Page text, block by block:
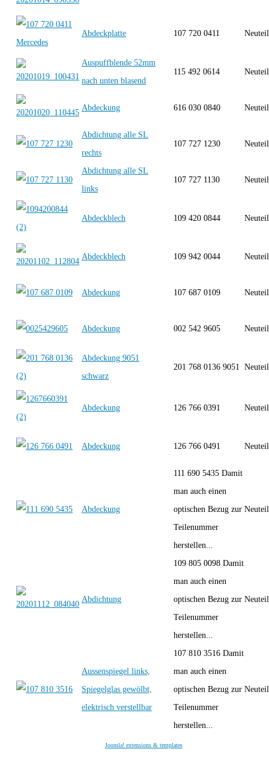
Abdeckplatte 107 720 0411
Auspuffblende 52mm
nach unten blasend
115 492 0614
Abdeckung 616 030 0840
Abdichtung alle SL
rechts
107 727 1230
Abdichtung alle SL
links
107 727 1130
Abdeckblech 109 420 0844
Abdeckblech 109 942 0044
Abdeckung 107 687 0109
Abdeckung 002 542 9605
Abdeckung 9051
schwarz
201 768 0136 9051
Abdeckung 126 766 0391
Abdeckung 126 766 0491
Abdeckung
111 690 5435 Damit
man auch einen
optischen Bezug zur
Teilenummer
herstellen...
Abdichtung
109 805 0098 Damit
man auch einen
optischen Bezug zur
Teilenummer
herstellen...
Aussenspiegel links,
Spiegelglas gewölbt,
elektrisch verstellbar
107 810 3516 Damit
man auch einen
optischen Bezug zur
Teilenummer
herstellen...
Joomla! extensions & templates